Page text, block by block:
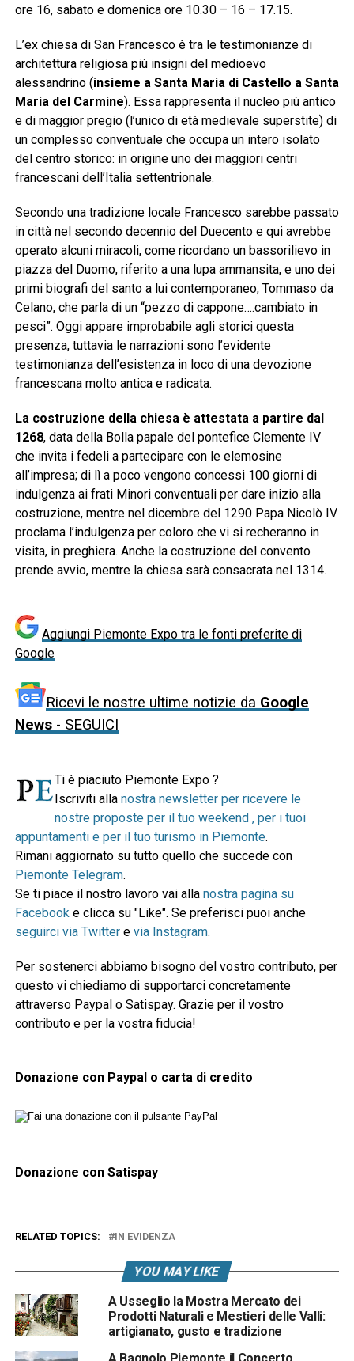
ore 16, sabato e domenica ore 10.30 – 16 – 17.15.
L’ex chiesa di San Francesco è tra le testimonianze di
architettura religiosa più insigni del medioevo
alessandrino (insieme a Santa Maria di Castello a Santa
Maria del Carmine). Essa rappresenta il nucleo più antico
e di maggior pregio (l’unico di età medievale superstite) di
un complesso conventuale che occupa un intero isolato
del centro storico: in origine uno dei maggiori centri
francescani dell’Italia settentrionale.
Secondo una tradizione locale Francesco sarebbe passato
in città nel secondo decennio del Duecento e qui avrebbe
operato alcuni miracoli, come ricordano un bassorilievo in
piazza del Duomo, riferito a una lupa ammansita, e uno dei
primi biografi del santo a lui contemporaneo, Tommaso da
Celano, che parla di un “pezzo di cappone….cambiato in
pesci”. Oggi appare improbabile agli storici questa
presenza, tuttavia le narrazioni sono l’evidente
testimonianza dell’esistenza in loco di una devozione
francescana molto antica e radicata.
La costruzione della chiesa è attestata a partire dal
1268, data della Bolla papale del pontefice Clemente IV
che invita i fedeli a partecipare con le elemosine
all’impresa; di lì a poco vengono concessi 100 giorni di
indulgenza ai frati Minori conventuali per dare inizio alla
costruzione, mentre nel dicembre del 1290 Papa Nicolò IV
proclama l’indulgenza per coloro che vi si recheranno in
visita, in preghiera. Anche la costruzione del convento
prende avvio, mentre la chiesa sarà consacrata nel 1314.
Aggiungi Piemonte Expo tra le fonti preferite di
Google
Ricevi le nostre ultime notizie da Google
News- SEGUICI
Ti è piaciuto Piemonte Expo ?
Iscriviti alla nostra newsletter per ricevere le
nostre proposte per il tuo weekend , per i tuoi
appuntamenti e per il tuo turismo in Piemonte.
Rimani aggiornato su tutto quello che succede con
Piemonte Telegram.
Se ti piace il nostro lavoro vai alla nostra pagina su
Facebooke clicca su "Like". Se preferisci puoi anche
seguirci via Twittere via Instagram.
Per sostenerci abbiamo bisogno del vostro contributo, per
questo vi chiediamo di supportarci concretamente
attraverso Paypal o Satispay. Grazie per il vostro
contributo e per la vostra fiducia!
Donazione con Paypal o carta di credito
Donazione con Satispay
RELATED TOPICS: IN EVIDENZA
YOU MAY LIKE
A Usseglio la Mostra Mercato dei
Prodotti Naturali e Mestieri delle Valli:
artigianato, gusto e tradizione